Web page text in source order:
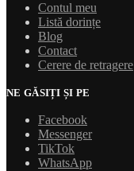
Contul meu
Listă dorințe
Blog
Contact
Cerere de retragere
NE GĂSIȚI ȘI PE
Facebook
Messenger
TikTok
WhatsApp